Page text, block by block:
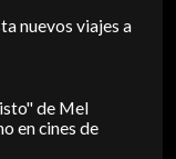
nuevos viajes a
de Mel
en cines de